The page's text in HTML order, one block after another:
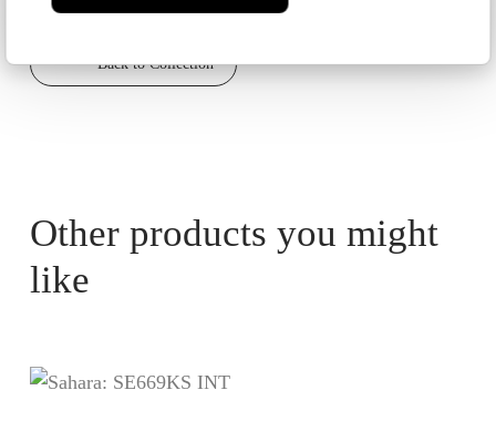
Back to Collection
Other products you might
like